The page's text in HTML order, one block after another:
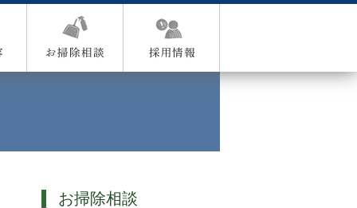
お掃除相談